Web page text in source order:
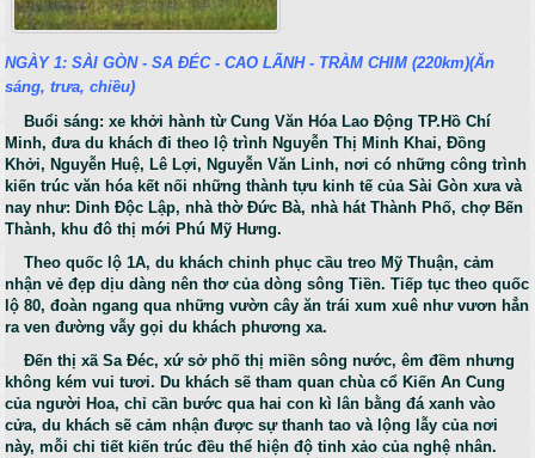
NGÀY 1: SÀI GÒN - SA ĐÉC - CAO LÃNH - TRÀM CHIM (220km)(Ăn
sáng, trưa, chiều)
Buổi sáng: xe khởi hành từ Cung Văn Hóa Lao Động TP.Hồ Chí
Minh, đưa du khách đi theo lộ trình Nguyễn Thị Minh Khai, Đồng
Khởi, Nguyễn Huệ, Lê Lợi, Nguyễn Văn Linh, nơi có những công trình
kiến trúc văn hóa kết nối những thành tựu kinh tế của Sài Gòn xưa và
nay như: Dinh Độc Lập, nhà thờ Đức Bà, nhà hát Thành Phố, chợ Bến
Thành, khu đô thị mới Phú Mỹ Hưng.
Theo quốc lộ 1A, du khách chinh phục cầu treo Mỹ Thuận, cảm
nhận vẻ đẹp dịu dàng nên thơ của dòng sông Tiền. Tiếp tục theo quốc
lộ 80, đoàn ngang qua những vườn cây ăn trái xum xuê như vươn hẳn
ra ven đường vẫy gọi du khách phương xa.
Đến thị xã Sa Đéc, xứ sở phố thị miền sông nước, êm đềm nhưng
không kém vui tươi. Du khách sẽ tham quan chùa cổ Kiến An Cung
của người Hoa, chỉ cần bước qua hai con kì lân bằng đá xanh vào
cửa, du khách sẽ cảm nhận được sự thanh tao và lộng lẫy của nơi
này, mỗi chi tiết kiến trúc đều thể hiện độ tinh xảo của nghệ nhân.